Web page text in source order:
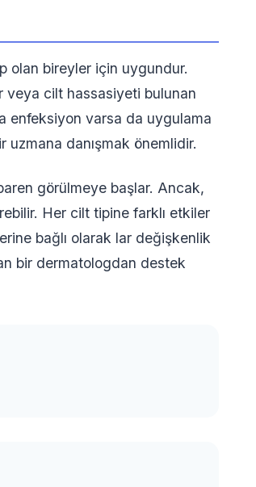
olan bireyler için uygundur.
veya cilt hassasiyeti bulunan
enfeksiyon varsa da uygulama
uzmana danışmak önemlidir.
görülmeye başlar. Ancak,
Her cilt tipine farklı etkiler
bağlı olarak lar değişkenlik
bir dermatologdan destek